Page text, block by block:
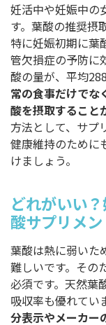
妊活中や妊娠中の
す。葉酸の推奨摂
特に妊娠初期に葉
管欠損症の予防に
酸の量が、平均
常の食事だけでな
酸を摂取すること
方法として、サプ
健康維持のために
けましょう。
どれがいい
酸サプリメン
葉酸は熱に弱いた
難しいです。その
必須です。天然葉
吸収率も優れてい
分表示やメーカー